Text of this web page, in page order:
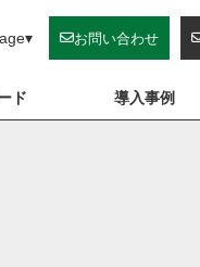
▾ お問い合わせ
ド 導入事例